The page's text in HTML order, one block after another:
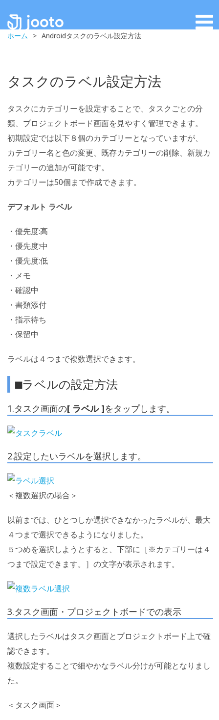
ホーム > Androidタスクのラベル設定方法
タスクのラベル設定方法
タスクにカテゴリーを設定することで、タスクごとの分
類、プロジェクトボード画面を見やすく管理できます。
初期設定では以下８個のカテゴリーとなっていますが、
カテゴリー名と色の変更、既存カテゴリーの削除、新規カ
テゴリーの追加が可能です。
カテゴリーは50個まで作成できます。
デフォルト ラベル
・優先度:高
・優先度:中
・優先度:低
・メモ
・確認中
・書類添付
・指示待ち
・保留中
ラベルは４つまで複数選択できます。
⬛︎ラベルの設定方法
1.タスク画面の[ ラベル ]をタップします。
2.設定したいラベルを選択します。
＜複数選択の場合＞
以前までは、ひとつしか選択できなかったラベルが、最大
４つまで選択できるようになりました。
５つめを選択しようとすると、下部に［※カテゴリーは４
つまで設定できます。］の文字が表示されます。
3.タスク画面・プロジェクトボードでの表示
選択したラベルはタスク画面とプロジェクトボード上で確
認できます。
複数設定することで細やかなラベル分けが可能となりまし
た。
＜タスク画面＞